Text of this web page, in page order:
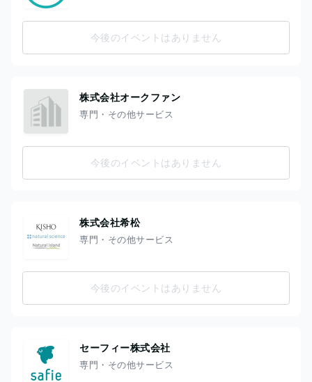
今後のイベントはありません
株式会社オークファン
専門・その他サービス
今後のイベントはありません
株式会社希松
専門・その他サービス
今後のイベントはありません
セーフィー株式会社
専門・その他サービス